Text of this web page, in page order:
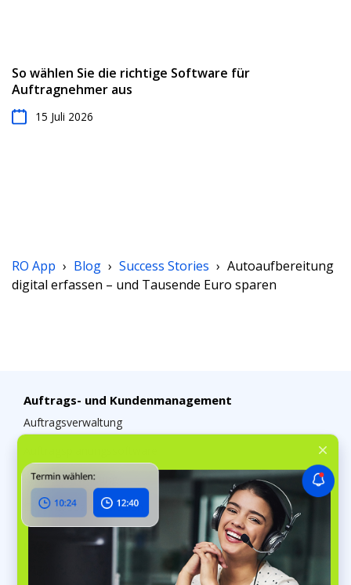
So wählen Sie die richtige Software für
Auftragnehmer aus
15 Juli 2026
RO App › Blog › Success Stories › Autoaufbereitung
digital erfassen – und Tausende Euro sparen
Auftrags- und Kundenmanagement
Auftragsverwaltung
Kundenverwaltung
Chats & soziale Medien
Lagerverwaltung
Lagerverwaltungssoftware